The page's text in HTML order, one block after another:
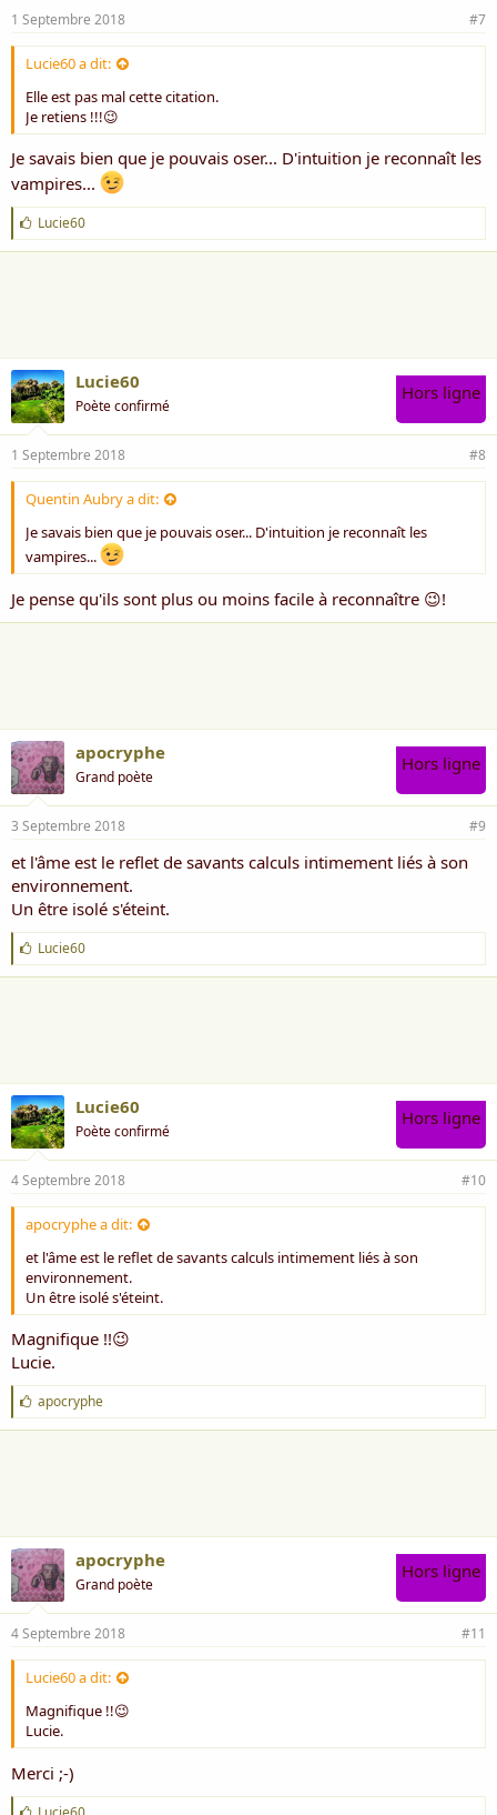
1 Septembre 2018 #7
Lucie60 a dit:
Elle est pas mal cette citation.
Je retiens !!!😉
Je savais bien que je pouvais oser... D'intuition je reconnaît les
vampires...
J
'
a
Lucie60
Lucie60
Poète confirmé
Hors ligne
1 Septembre 2018 #8
Quentin Aubry a dit:
Je savais bien que je pouvais oser... D'intuition je reconnaît les
vampires...
Je pense qu'ils sont plus ou moins facile à reconnaître 😉!
apocryphe
Grand poète
Hors ligne
3 Septembre 2018 #9
et l'âme est le reflet de savants calculs intimement liés à son
environnement.
Un être isolé s'éteint.
J
'
a
Lucie60
Lucie60
Poète confirmé
Hors ligne
4 Septembre 2018 #10
apocryphe a dit:
et l'âme est le reflet de savants calculs intimement liés à son
environnement.
Un être isolé s'éteint.
Magnifique !!😉
Lucie.
J
'
a
apocryphe
apocryphe
Grand poète
Hors ligne
4 Septembre 2018 #11
Lucie60 a dit:
Magnifique !!😉
Lucie.
Merci ;-)
J